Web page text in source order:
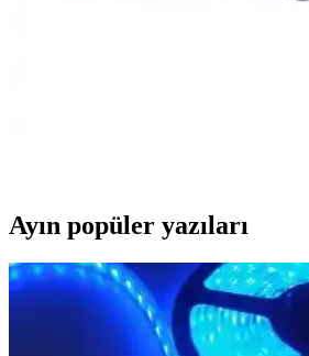
Ayın popüler yazıları